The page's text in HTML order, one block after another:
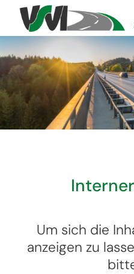
Um sich die
anzeigen zu